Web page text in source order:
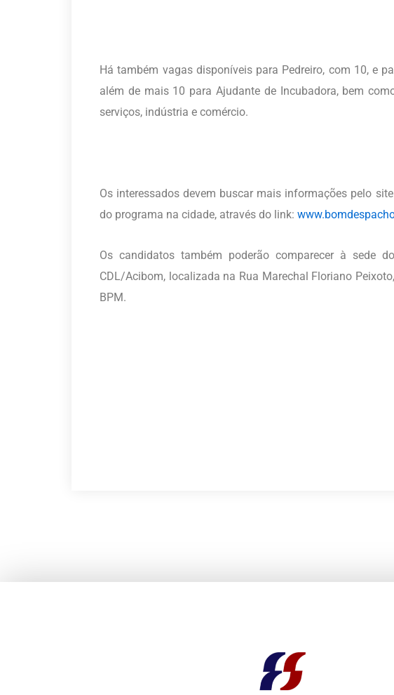
Há também vagas disponíveis para Pedreiro, com 10, e
além de mais 10 para Ajudante de Incubadora, bem
serviços, indústria e comércio.
Os interessados devem buscar mais informações pelo
do programa na cidade, através do link:
Os candidatos também poderão comparecer à sede
CDL/Acibom, localizada na Rua Marechal Floriano
BPM.